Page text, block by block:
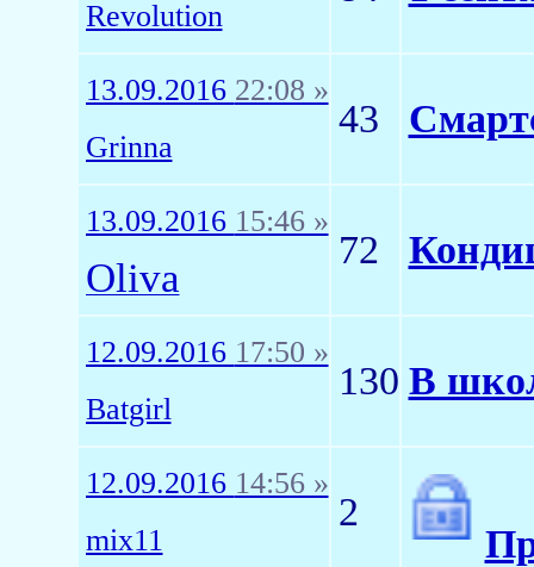
Revolution
13.09.2016 22:08 »
Grinna
43
13.09.2016 15:46 »
Oliva
72
12.09.2016 17:50 »
Batgirl
130 В
12.09.2016 14:56 »
mix11
2